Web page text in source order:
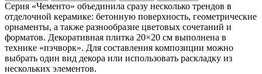
Серия «Чементо» объединила сразу несколько трендов в
отделочной керамике: бетонную поверхность, геометрические
орнаменты, а также разнообразие цветовых сочетаний и
форматов. Декоративная плитка 20×20 см выполнена в
технике «пэчворк». Для составления композиции можно
выбрать один вид декора или использовать раскладку из
нескольких элементов.